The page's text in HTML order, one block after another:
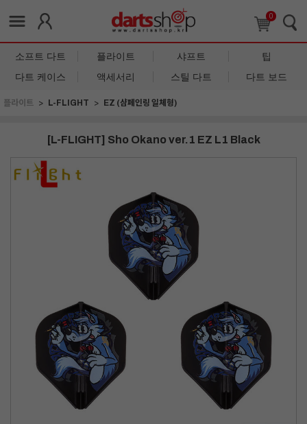
0
소프트 다트 플라이트 샤프트
팁
다트 케이스
액세서리 스틸 다트 다트 보드
플라이트 L-FLIGHT EZ (샴페인링 일체형)
[L-FLIGHT] Sho Okano ver.1 EZ L1 Black